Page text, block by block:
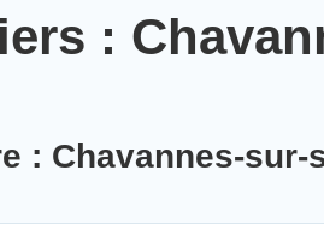
:
: Chavannes-sur-